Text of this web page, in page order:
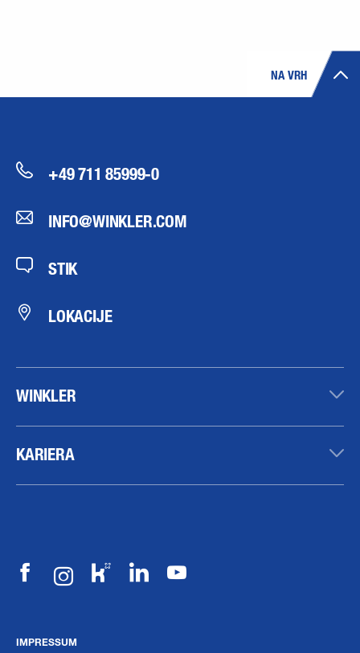
NA VRH
+49 711 85999-0
INFO@WINKLER.COM
STIK
LOKACIJE
WINKLER
KARIERA
IMPRESSUM